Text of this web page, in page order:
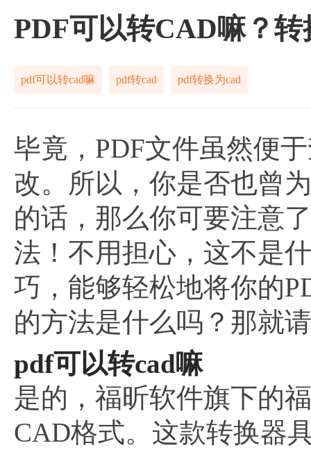
PDF可以转CAD嘛？
pdf可以转cad嘛 pdf转cad pdf转换为cad
毕竟，PDF文件虽然便
改。所以，你是否也曾
的话，那么你可要注意
法！不用担心，这不是
巧，能够轻松地将你的
的方法是什么吗？那就
pdf可以转cad嘛
是的，福昕软件旗下的
CAD格式。这款转换器